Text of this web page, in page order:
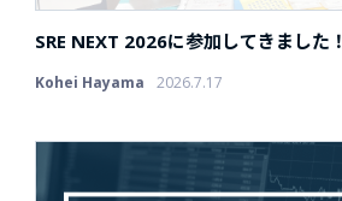
SRE NEXT 2026に参加してきました！
Kohei Hayama 2026.7.17